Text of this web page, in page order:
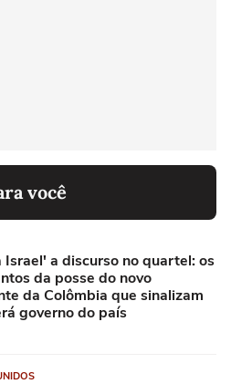
você
Israel' a discurso no quartel: os
da posse do novo
da Colômbia que sinalizam
governo do país